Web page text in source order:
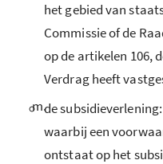
het gebied van
Commissie of de
op de artikelen 106,
Verdrag heeft
m.de
waarbij een
ontstaat op het